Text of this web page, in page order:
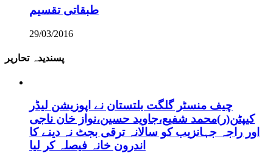
طبقاتی تقسیم
29/03/2016
پسندیدہ تحاریر
چیف منسٹر گلگت بلتستان نے اپوزیشن لیڈر
کیپٹن(ر)محمد شفیع،جاوید حسین،نواز خان ناجی
اور راجہ جہانزیب کو سالانہ ترقی بجٹ نہ دینے کا
اندرون خانہ فیصلہ کر لیا